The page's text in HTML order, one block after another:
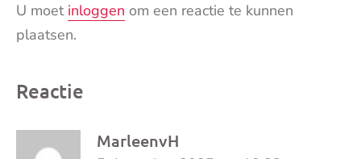
U moet inloggen om een reactie te kunnen
plaatsen.
Reactie
MarleenvH